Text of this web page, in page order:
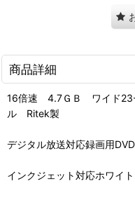
商品詳細
16倍速 4.7ＧＢ ワイド
ル Ritek製
デジタル放送対応録画用
インクジェット対応ホワイ